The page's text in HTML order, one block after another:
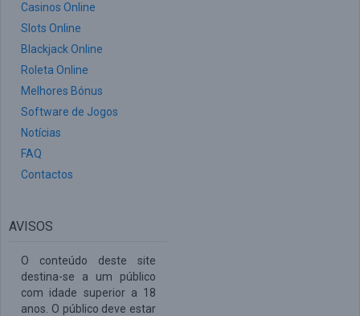
Casinos Online
Slots Online
Blackjack Online
Roleta Online
Melhores Bónus
Software de Jogos
Notícias
FAQ
Contactos
AVISOS
O conteúdo deste site
destina-se a um público
com idade superior a 18
anos. O público deve estar